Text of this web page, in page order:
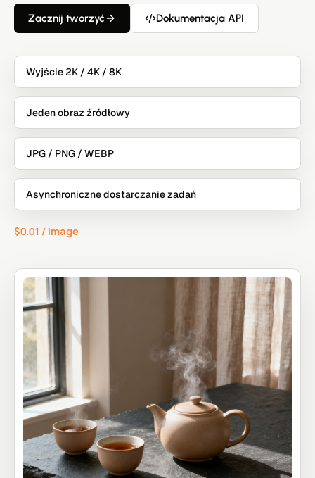
Zacznij tworzyć Dokumentacja API
Wyjście 2K / 4K / 8K
Jeden obraz źródłowy
JPG / PNG / WEBP
Asynchroniczne dostarczanie zadań
$0.01 / image